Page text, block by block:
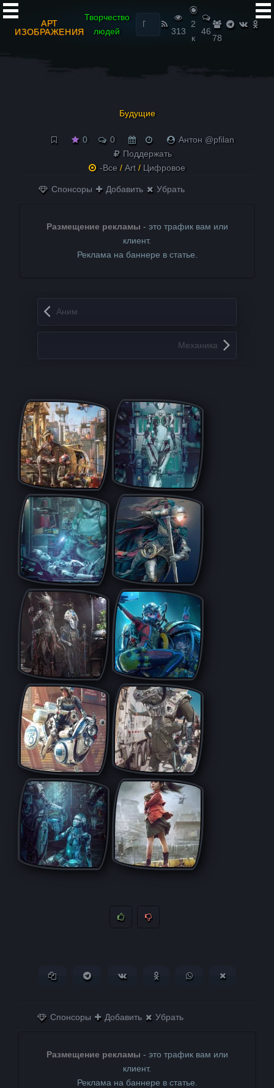
АРТ
ИЗОБРАЖЕНИЯ
Творчество
людей
Найти:
313
2
к
46
78
Будущие
0 0
Антон @pfilan
Поддержать
-Все / Art / Цифровое
Спонсоры Добавить Убрать
Размещение рекламы - это трафик вам или
клиент.
Реклама на баннере в статье.
Запись навигация
Аним
Механика
Копировать ссылкуПоделиться в Telegram
Поделиться ВКонтактеПоделиться в
Поделиться в
Спонсоры Добавить Убрать
Размещение рекламы - это трафик вам или
клиент.
Реклама на баннере в статье.